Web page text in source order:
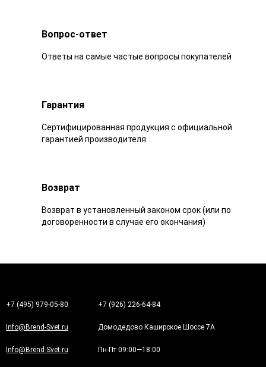
Вопрос-ответ
Ответы на самые частые вопросы покупателей
Гарантия
Сертифицированная продукция с официальной
гарантией производителя
Возврат
Возврат в установленный законом срок (или по
договоренности в случае его окончания)
+7 (495) 979-05-80 +7 (926) 226-64-84
Info@Brend-Svet.ru Домодедово Каширское Шоссе 7А
Info@Brend-Svet.ru Пн-Пт 09:00—18:00